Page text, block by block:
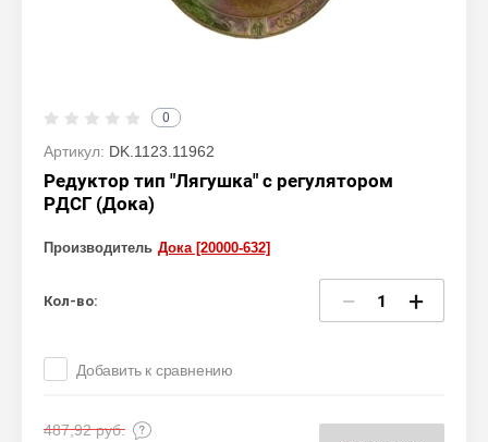
0
Артикул: DK.1123.11962
Редуктор тип "Лягушка" с регулятором
РДСГ (Дока)
Производитель Дока [20000-632]
Кол-во: − +
Добавить к сравнению
487,92руб.